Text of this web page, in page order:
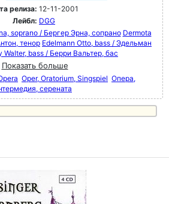
релиза: 12-11-2001
Лейбл: DGG
soprano / Бергер Эрна, сопрано Dermota
тенор Edelmann Otto, bass / Эдельман
Walter, bass / Берри Вальтер, бас
Показать больше
Oper, Oratorium, Singspiel Опера,
серената